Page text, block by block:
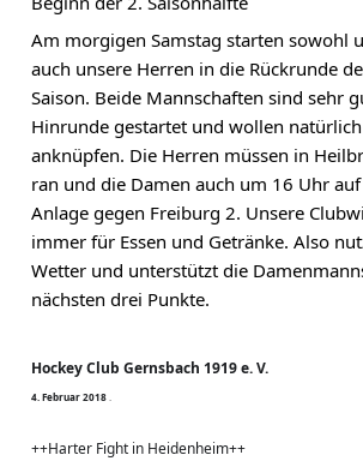
Am morgigen Samstag starten sowohl
auch unsere Herren in die Rückrunde
Saison. Beide Mannschaften sind sehr
Hinrunde gestartet und wollen
anknüpfen. Die Herren müssen in
ran und die Damen auch um 16 Uhr
Anlage gegen Freiburg 2. Unsere
immer für Essen und Getränke. Also
Wetter und unterstützt die
nächsten drei Punkte.
Hockey Club Gernsbach 1919 e. V.
4 Februar2018·
++Harter Fight in Heidenheim++